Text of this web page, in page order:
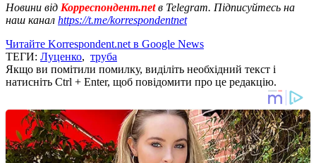
Новини від Корреспондент.netв Telegram. Підписуйтесь на
наш канал https://t.me/korrespondentnet
Читайте Korrespondent.net в Google News
ТЕГИ: Луценко, труба
Якщо ви помітили помилку, виділіть необхідний текст і
натисніть Ctrl + Enter, щоб повідомити про це редакцію.